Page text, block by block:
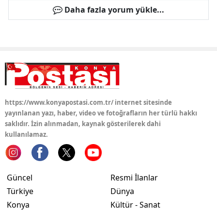
Yozgat
Kırıkkale
Bartın
Daha fazla yorum yükle...
https://www.konyapostasi.com.tr/ internet sitesinde
yayınlanan yazı, haber, video ve fotoğrafların her türlü hakkı
saklıdır. İzin alınmadan, kaynak gösterilerek dahi
kullanılamaz.
Güncel
Türkiye
Konya
Resmi İlanlar
Dünya
Kültür - Sanat